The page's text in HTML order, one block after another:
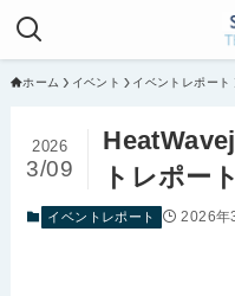
ホーム イベント イベントレポート
トレポート
2026
3/09
イベントレポート 2026年